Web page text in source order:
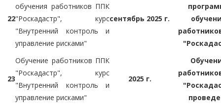
22
обучения работников ППК
"Роскадастр", курс
"Внутренний контроль и
управление рисками"
сентябрь 2025 г.
23
Обучение работников ППК
"Роскадастр", курс
"Внутренний контроль и
управление рисками"
2025 г.